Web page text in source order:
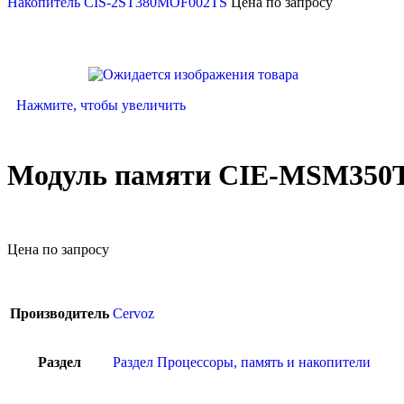
Нажмите, чтобы увеличить
Модуль памяти CIE-
Цена по запросу
Производитель Cervoz
Раздел Раздел Процессоры, память и накопители